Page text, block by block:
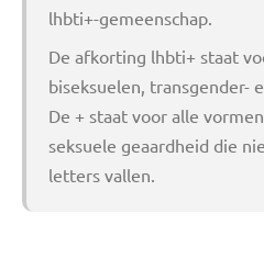
lhbti+-gemeenschap.
De afkorting lhbti+ staat
biseksuelen, transgender-
De + staat voor alle
seksuele geaardheid die
letters vallen.